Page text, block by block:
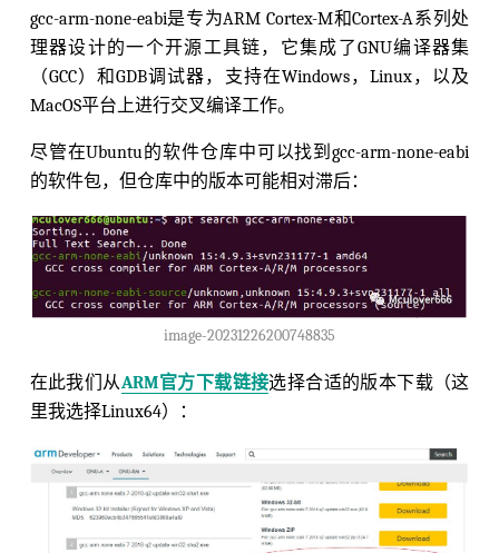
gcc-arm-none-eabi是专为ARM Cortex-M和Cortex-A系列处
理器设计的一个开源工具链，它集成了GNU编译器集
（GCC）和GDB调试器，支持在Windows，Linux，以及
MacOS平台上进行交叉编译工作。
尽管在Ubuntu的软件仓库中可以找到gcc-arm-none-eabi
的软件包，但仓库中的版本可能相对滞后：
image-20231226200748835
在此我们从ARM官方下载链接选择合适的版本下载（这
里我选择Linux64）：